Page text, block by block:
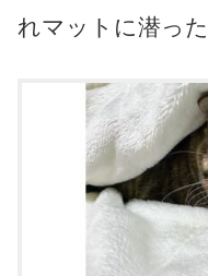
れマットに潜った